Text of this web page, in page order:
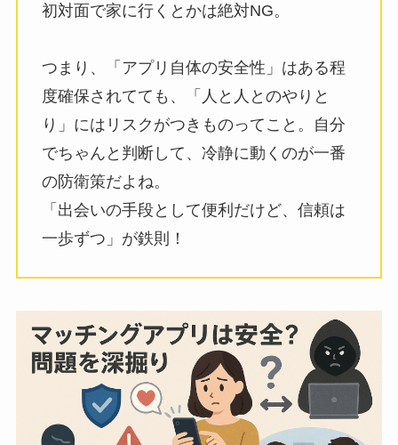
初対面で家に行くとかは絶対NG。
つまり、「アプリ自体の安全性」はある程
度確保されてても、「人と人とのやりと
り」にはリスクがつきものってこと。自分
でちゃんと判断して、冷静に動くのが一番
の防衛策だよね。
「出会いの手段として便利だけど、信頼は
一歩ずつ」が鉄則！